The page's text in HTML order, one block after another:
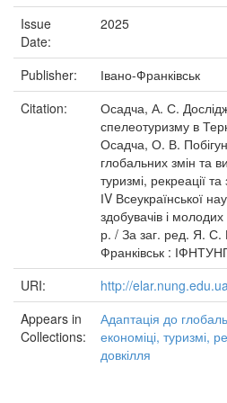
Issue
Date:
2025
Publisher:
Івано-Франківськ
Citation:
Осадча, А. С.
спелеотуризму в
Осадча, О. В.
глобальних змін та
туризмі, рекреації
ІV Всеукраїнської
здобувачів і
р. / За заг. ред. Я. С.
Франківськ :
URI:
http://
Appears in
Collections:
Адаптація до
економіці, туризмі,
довкілля